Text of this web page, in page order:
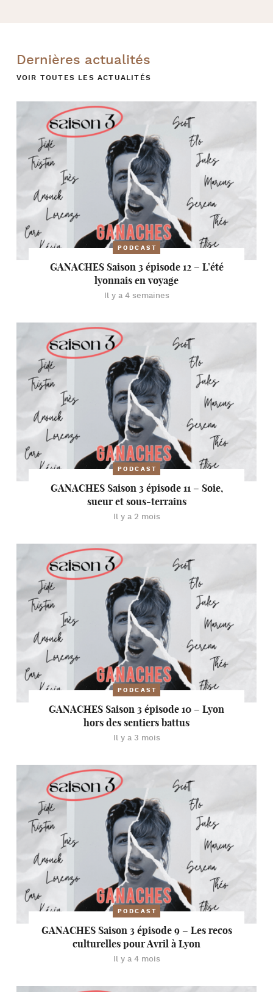
Dernières actualités
VOIR TOUTES LES ACTUALITÉS
PODCAST
GANACHES Saison 3 épisode 12 – L’été
lyonnais en voyage
Il y a 4 semaines
PODCAST
GANACHES Saison 3 épisode 11 – Soie,
sueur et sous-terrains
Il y a 2 mois
PODCAST
GANACHES Saison 3 épisode 10 – Lyon
hors des sentiers battus
Il y a 3 mois
PODCAST
GANACHES Saison 3 épisode 9 – Les recos
culturelles pour Avril à Lyon
Il y a 4 mois